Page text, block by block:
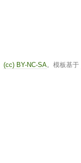
(cc) BY-NC-SA。模板基于